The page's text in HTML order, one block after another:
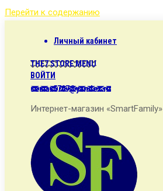
Перейти к содержанию
Личный кабинет
THE7 STORE MENU
ВОЙТИ
semax5707@yandex.ru
Интернет-магазин «SmartFamily»